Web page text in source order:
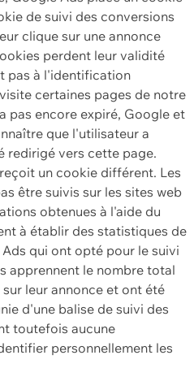
de suivi des conversions
clique sur une annonce
perdent leur validité
pas à l'identification
certaines pages de notre
pas encore expiré, Google et
que l'utilisateur a
redirigé vers cette page.
un cookie différent. Les
être suivis sur les sites web
obtenues à l'aide du
à établir des statistiques de
qui ont opté pour le suivi
apprennent le nombre total
leur annonce et ont été
d'une balise de suivi des
toutefois aucune
personnellement les